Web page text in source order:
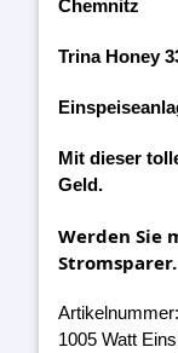
Chemnitz
Trina Honey
Mit dieser
Geld.
Werden Sie
Stromsparer.
1005 Watt